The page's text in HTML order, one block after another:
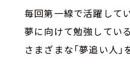
毎回第一線で活躍して
夢に向けて勉強してい
さまざまな「夢追い人